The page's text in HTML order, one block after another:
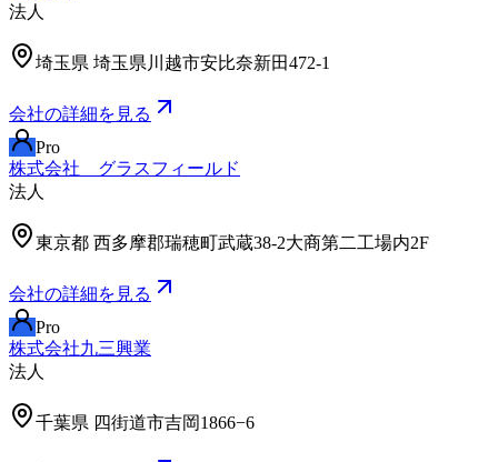
法人
埼玉県 埼玉県川越市安比奈新田472-1
会社の詳細を見る
Pro
株式会社 グラスフィールド
法人
東京都 西多摩郡瑞穂町武蔵38-2大商第二工場内2F
会社の詳細を見る
Pro
株式会社九三興業
法人
千葉県 四街道市吉岡1866−6